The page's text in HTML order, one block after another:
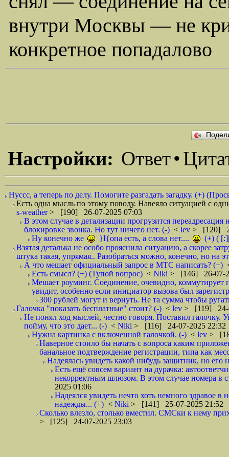
внутри Москвы — не
конкретное попадалово
Настройки: Ответ•
Нуссс, а теперь по делу. Помогите разгадать загадку. (+)
Есть одна мысль по этому поводу. Навеяло ситуацией с
s-weather> [190] 26-07-2025 07:03
В этом случае в детализации прогрузится
блокировке звонка. Но тут ничего нет. (-) < lev > [120]
Ну конечно же
}I{опа есть, а слова нет....
(+) (
Взятая деталька не особо прояснила ситуацию, а скорее
штука такая, упрямая.. Разобраться можно, конечно, но на
А что мешает официальный запрос в МТС написать? (+)
Есть смысл? (+) (Тупой вопрос) < Niki > [146] 26-07-
Мешает роуминг. Соединение, очевидно,
увидит, особенно если инициатор вызова был
300 рублей могут и вернуть. Не та сумма чтобы
Галочка "показать бесплатные" стоит? (-) < lev > [119] 24-
Не понял ход мыслей, честно говоря. Поставил
пойму, что это дает... (-) < Niki > [116] 24-07-2025 22:32
Нужна картинка с включенной галочкой. (-) < lev >
Наверное стоило бы начать с вопроса каким
банальное подтверждение регистрации, типа как
Надеялась увидеть какой нибудь защитник, но его
Есть ещё совсем вариант на дурачка:
некорректным шлюзом. В этом случае номера в
2025 01:06
Надеялся увидеть нечто хоть немного здравое
надежды... (+) < Niki > [141] 25-07-2025 21:52
Сколько влезло, столько вместил. СМСки к нему
> [125] 24-07-2025 23:03